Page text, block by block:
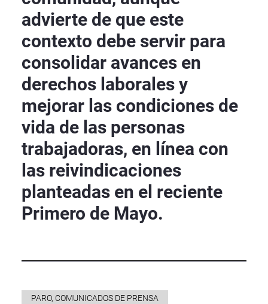
advierte de que este
contexto debe servir para
consolidar avances en
derechos laborales y
mejorar las condiciones de
vida de las personas
trabajadoras, en línea con
las reivindicaciones
planteadas en el reciente
Primero de Mayo.
PARO, COMUNICADOS DE PRENSA